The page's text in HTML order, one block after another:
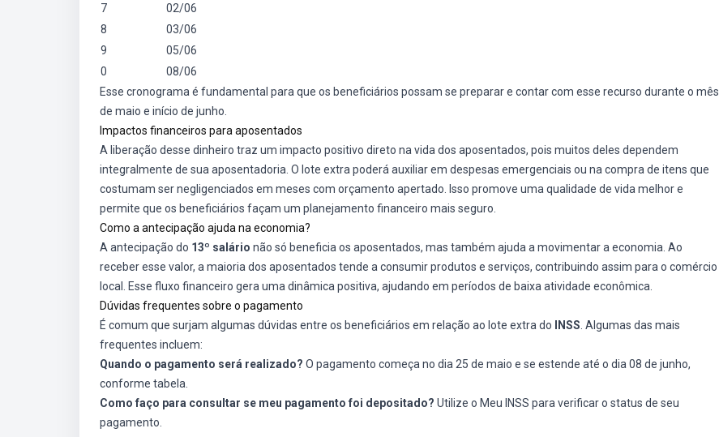
7
02/06
8
03/06
9
05/06
0
08/06
Esse cronograma é fundamental para que os beneficiários possam se preparar e contar com esse recurso durante o mês
de maio e início de junho.
Impactos financeiros para aposentados
A liberação desse dinheiro traz um impacto positivo direto na vida dos aposentados, pois muitos deles dependem
integralmente de sua aposentadoria. O lote extra poderá auxiliar em despesas emergenciais ou na compra de itens que
costumam ser negligenciados em meses com orçamento apertado. Isso promove uma qualidade de vida melhor e
permite que os beneficiários façam um planejamento financeiro mais seguro.
Como a antecipação ajuda na economia?
A antecipação do 13º salário não só beneficia os aposentados, mas também ajuda a movimentar a economia. Ao
receber esse valor, a maioria dos aposentados tende a consumir produtos e serviços, contribuindo assim para o comércio
local. Esse fluxo financeiro gera uma dinâmica positiva, ajudando em períodos de baixa atividade econômica.
Dúvidas frequentes sobre o pagamento
É comum que surjam algumas dúvidas entre os beneficiários em relação ao lote extra do
INSS . Algumas das mais
frequentes incluem:
Quando o pagamento será realizado? O pagamento começa no dia 25 de maio e se estende até o dia 08 de junho,
conforme tabela.
Como faço para consultar se meu pagamento foi depositado? Utilize o Meu INSS para verificar o status de seu
pagamento.